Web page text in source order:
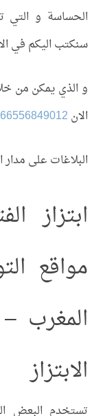
الحساسة و
سنكتب اليكم في
و الذي يمكن من
الان
البلاغات على مدار
ابتزاز
مواقع
المغرب
الابتزاز
تستخدم البعض